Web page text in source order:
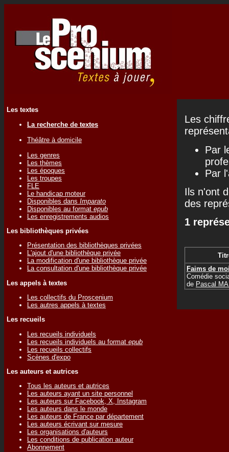
Les textes
La recherche de textes
Théâtre à domicile
Les genres
Les thèmes
Les époques
Les troupes
FLE
Le handicap moteur
Disponibles dans Imparato
Disponibles au format epub
Les enregistrements audios
Les bibliothèques privées
Présentation des bibliothèques privées
L'ajout d'une bibliothèque privée
La modification d'une bibliothèque privée
La consultation d'une bibliothèque privée
Les appels à textes
Les collectifs du Proscenium
Les autres appels à textes
Les recueils
Les recueils individuels
Les recueils individuels au format epub
Les recueils collectifs
Scènes d'expo
Les auteurs et autrices
Tous les auteurs et autrices
Les auteurs ayant un site personnel
Les auteurs sur Facebook, X, Instagram
Les auteurs dans le monde
Les auteurs de France par département
Les auteurs écrivant sur mesure
Les organisations d'auteurs
Les conditions de publication auteur
Abonnement
Les
Par
Par
Ils n'ont
des
1
Faims de
Comédie
de Pascal